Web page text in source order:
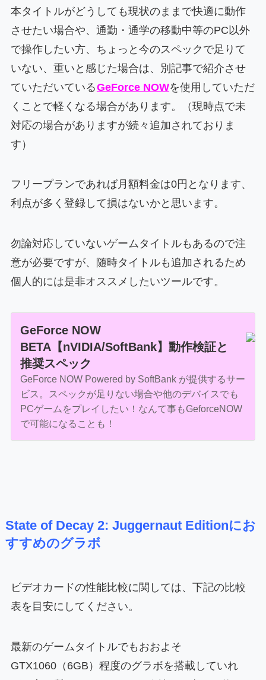
本タイトルがどうしても現状のままで快適に動作
させたい場合や、通勤・通学の移動中等のPC以外
で操作したい方、ちょっと今のスペックで足りて
いない、重いと感じた場合は、別記事で紹介させ
ていただいているGeForce NOWを使用していただ
くことで軽くなる場合があります。（現時点で未
対応の場合がありますが続々追加されておりま
す）
フリープランであれば月額料金は0円となります、
利点が多く登録して損はないかと思います。
勿論対応していないゲームタイトルもあるので注
意が必要ですが、随時タイトルも追加されるため
個人的には是非オススメしたいツールです。
GeForce NOW
BETA【nVIDIA/SoftBank】動作検証と
推奨スペック
GeForce NOW Powered by SoftBank が提供するサー
ビス。スペックが足りない場合や他のデバイスでも
PCゲームをプレイしたい！なんて事もGeforceNOW
で可能になることも！
State of Decay 2: Juggernaut Editionにお
すすめのグラボ
ビデオカードの性能比較に関しては、下記の比較
表を目安にしてください。
最新のゲームタイトルでもおおよそ
GTX1060（6GB）程度のグラボを搭載していれ